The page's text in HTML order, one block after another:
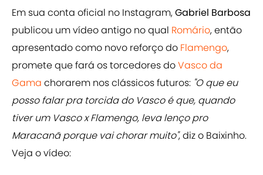
Em sua conta oficial no Instagram,Gabriel Barbosa
publicou um vídeo antigo no qual Romário, então
apresentado como novo reforço do Flamengo,
promete que fará os torcedores doVasco da
Gama chorarem nos clássicos futuros: "O que eu
posso falar pra torcida do Vasco é que, quando
tiver um Vasco x Flamengo, leva lenço pro
Maracanã porque vai chorar muito", diz o Baixinho.
Veja o vídeo: